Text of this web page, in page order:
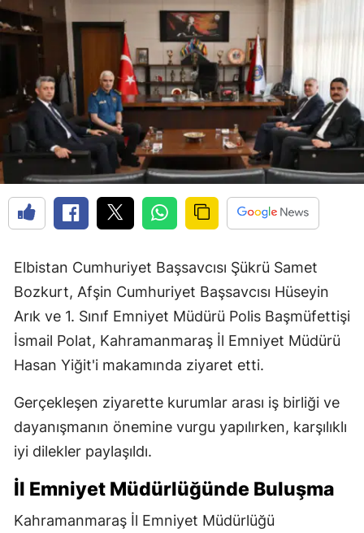
Elbistan Cumhuriyet Başsavcısı Şükrü Samet
Bozkurt, Afşin Cumhuriyet Başsavcısı Hüseyin
Arık ve 1. Sınıf Emniyet Müdürü Polis Başmüfettişi
İsmail Polat, Kahramanmaraş İl Emniyet Müdürü
Hasan Yiğit'i makamında ziyaret etti.
Gerçekleşen ziyarette kurumlar arası iş birliği ve
dayanışmanın önemine vurgu yapılırken, karşılıklı
iyi dilekler paylaşıldı.
İl Emniyet Müdürlüğünde Buluşma
Kahramanmaraş İl Emniyet Müdürlüğü